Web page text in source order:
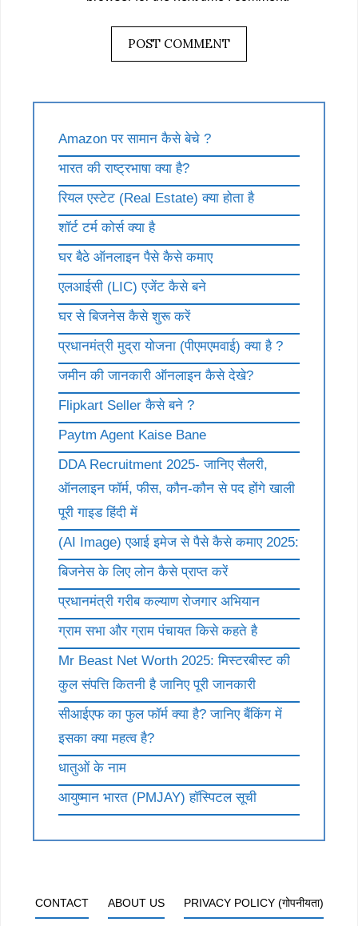
Amazon पर सामान कैसे बेचे ?
भारत की राष्ट्रभाषा क्या है?
रियल एस्टेट (Real Estate) क्या होता है
शॉर्ट टर्म कोर्स क्या है
घर बैठे ऑनलाइन पैसे कैसे कमाए
एलआईसी (LIC) एजेंट कैसे बने
घर से बिजनेस कैसे शुरू करें
प्रधानमंत्री मुद्रा योजना (पीएमएमवाई) क्या है ?
जमीन की जानकारी ऑनलाइन कैसे देखे?
Flipkart Seller कैसे बने ?
Paytm Agent Kaise Bane
DDA Recruitment 2025- जानिए सैलरी,
ऑनलाइन फॉर्म, फीस, कौन-कौन से पद होंगे खाली
पूरी गाइड हिंदी में
(AI Image) एआई इमेज से पैसे कैसे कमाए 2025:
बिजनेस के लिए लोन कैसे प्राप्त करें
प्रधानमंत्री गरीब कल्याण रोजगार अभियान
ग्राम सभा और ग्राम पंचायत किसे कहते है
Mr Beast Net Worth 2025: मिस्टरबीस्ट की
कुल संपत्ति कितनी है जानिए पूरी जानकारी
सीआईएफ का फुल फॉर्म क्या है? जानिए बैंकिंग में
इसका क्या महत्व है?
धातुओं के नाम
आयुष्मान भारत (PMJAY) हॉस्पिटल सूची
CONTACT ABOUT US PRIVACY POLICY (गोपनीयता)